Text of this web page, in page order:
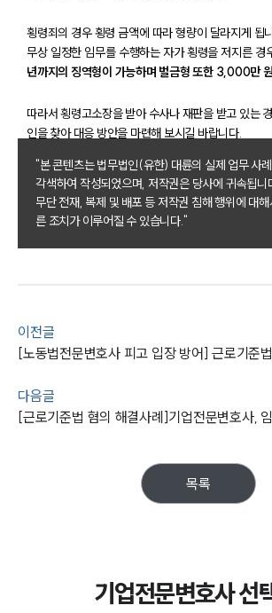
SERVICES
ABOUT
그룹소개
대륜의 강점
기업의뢰인을 위한 장점
통합검색
횡령죄의 경우 횡령 금액에 따라 형량이 달라지게 됩
무상 일정한 임무를 수행하는 자가 횡령을 저지른 경
년까지의 징역형이 가능하며 벌금형 또한 3,000만
따라서 횡령고소장을 받아 수사나 재판을 받고 있는
인을 찾아 대응 방안을 마련해 보시길 바랍니다.
"본 콘텐츠는 법무법인(유한) 대륜의 실제 업무 사
각색하여 작성되었으며, 저작권은 당사에 귀속됩니
무단 전재, 복제 및 배포 등 저작권 침해 행위에 대
른 조치가 이루어질 수 있습니다."
이전글
다음글
목록
기업전문변호사 선